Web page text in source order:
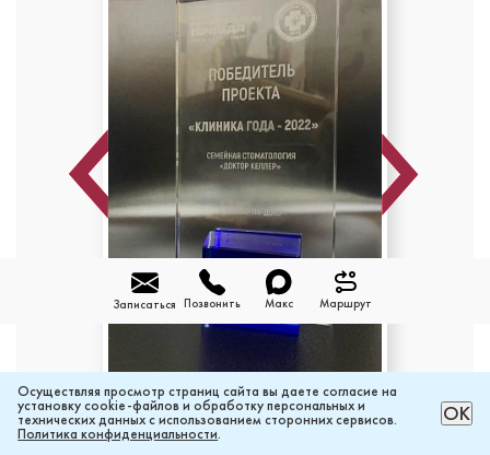
Previous Next
Записаться Позвонить Макс Маршрут
Осуществляя просмотр страниц сайта вы даете согласие на
установку cookie-файлов и обработку персональных и
технических данных с использованием сторонних сервисов.
Политика конфиденциальности.
ОК
РАССЧИТАТЬ ЦЕНУ ОНЛАЙН